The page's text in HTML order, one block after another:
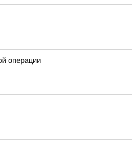
операции